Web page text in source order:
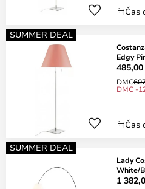
Čas
SUMMER DEAL
Edgy
DMC
DMC -
Čas
SUMMER DEAL
Lady
White/
1